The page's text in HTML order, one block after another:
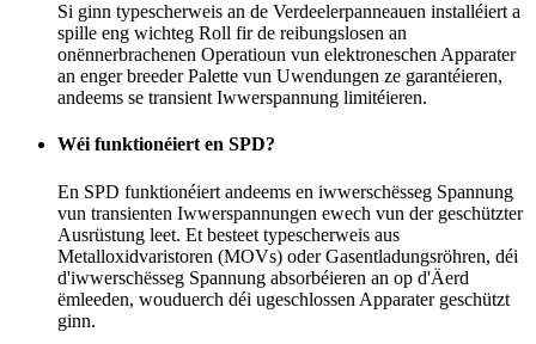
Si ginn typescherweis an de Verdeelerpanneauen installéiert a
spille eng wichteg Roll fir de reibungslosen an
onënnerbrachenen Operatioun vun elektroneschen Apparater
an enger breeder Palette vun Uwendungen ze garantéieren,
andeems se transient Iwwerspannung limitéieren.
Wéi funktionéiert en SPD?
En SPD funktionéiert andeems en iwwerschësseg Spannung
vun transienten Iwwerspannungen ewech vun der geschützter
Ausrüstung leet. Et besteet typescherweis aus
Metalloxidvaristoren (MOVs) oder Gasentladungsröhren, déi
d'iwwerschësseg Spannung absorbéieren an op d'Äerd
ëmleeden, wouduerch déi ugeschlossen Apparater geschützt
ginn.